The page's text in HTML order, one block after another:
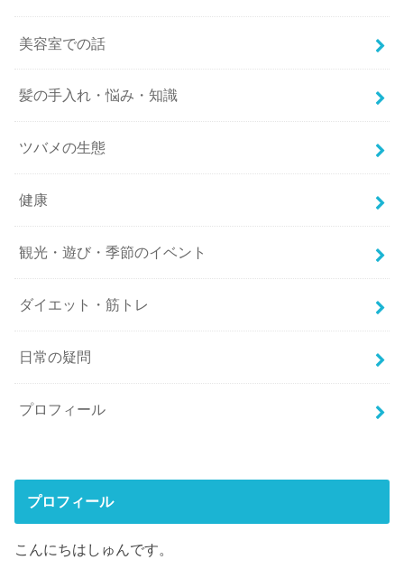
美容室での話
髪の手入れ・悩み・知識
ツバメの生態
健康
観光・遊び・季節のイベント
ダイエット・筋トレ
日常の疑問
プロフィール
プロフィール
こんにちはしゅんです。